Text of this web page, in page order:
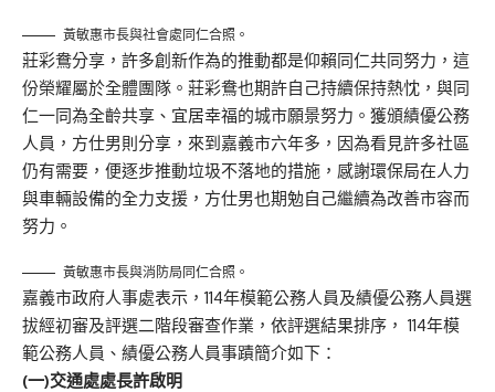
黃敏惠市長與社會處同仁合照。
莊彩鴦分享，許多創新作為的推動都是仰賴同仁共同努力，這
份榮耀屬於全體團隊。莊彩鴦也期許自己持續保持熱忱，與同
仁一同為全齡共享、宜居幸福的城市願景努力。獲頒績優公務
人員，方仕男則分享，來到嘉義市六年多，因為看見許多社區
仍有需要，便逐步推動垃圾不落地的措施，感謝環保局在人力
與車輛設備的全力支援，方仕男也期勉自己繼續為改善市容而
努力。
黃敏惠市長與消防局同仁合照。
嘉義市政府人事處表示，114年模範公務人員及績優公務人員選
拔經初審及評選二階段審查作業，依評選結果排序， 114年模
範公務人員、績優公務人員事蹟簡介如下：
(一)交通處處長許啟明